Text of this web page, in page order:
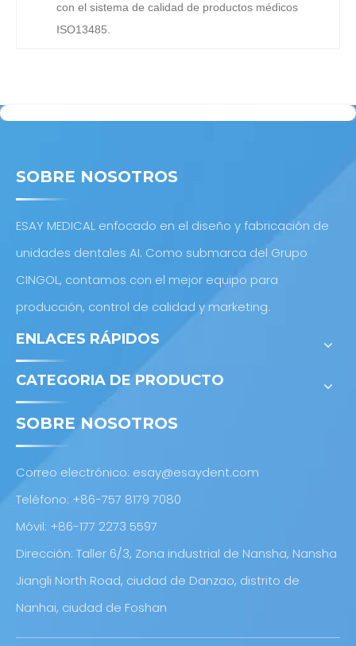
con el sistema de calidad de productos médicos
ISO13485.
SOBRE NOSOTROS
ESAY MEDICAL enfocado en el diseño y fabricación de
unidades dentales AI. Como submarca del Grupo
CINGOL, contamos con el mejor equipo para
producción, control de calidad y marketing.
ENLACES RÁPIDOS
CATEGORIA DE PRODUCTO
SOBRE NOSOTROS
Correo electrónico: esay@esaydent.com
Teléfono: +86-757 8179 7080
Móvil: +86-177 2273 5597
Dirección: Taller 6/3, Zona industrial de Nansha, Nansha
Jiangli North Road, ciudad de Danzao, distrito de
Nanhai, ciudad de Foshan